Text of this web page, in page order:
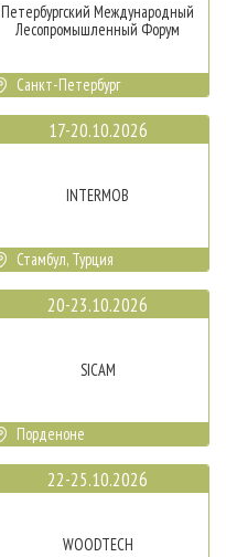
Петербургский Международный
Лесопромышленный Форум
Санкт-Петербург
17-20.10.2026
INTERMOB
Стамбул, Турция
20-23.10.2026
SICAM
Порденоне
22-25.10.2026
WOODTECH